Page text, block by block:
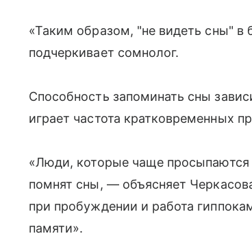
«Таким образом, "не видеть сны" в
подчеркивает сомнолог.
Способность запоминать сны
играет частота кратковременных
«Люди, которые чаще просыпаются
помнят сны, — объясняет
при пробуждении и работа
памяти».